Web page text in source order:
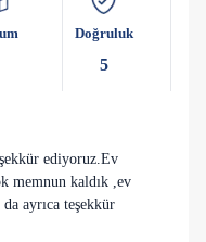
led smart tv, elbise
bulunmaktadır.
vardır.
led smart tv, elbise
banyo
vardır.
Doğruluk
5
ediyoruz.Ev
memnun kaldık ,ev
ayrıca teşekkür